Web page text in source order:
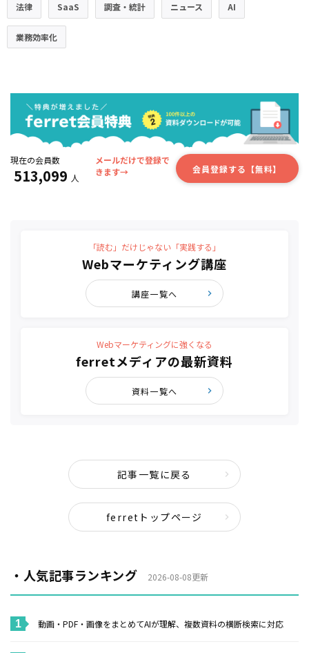
法律 SaaS 調査・統計 ニュース AI
業務効率化
現在の会員数
513,099 人
メールだけで登録で
きます→
会員登録する【無料】
「読む」だけじゃない「実践する」
Webマーケティング講座
講座一覧へ
Webマーケティングに強くなる
ferretメディアの最新資料
資料一覧へ
記事一覧に戻る
ferretトップページ
・人気記事ランキング 2026-08-08更新
動画・PDF・画像をまとめてAIが理解、複数資料の横断検索に対応